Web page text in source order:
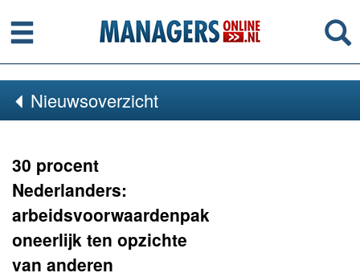
Menu
Nieuwsoverzicht
30 procent
Nederlanders:
arbeidsvoorwaardenpakket
oneerlijk ten opzichte
van anderen